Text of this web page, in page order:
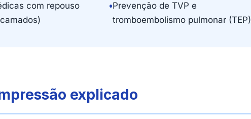
com repouso
•Prevenção de TVP e
tromboembolismo pulmonar (TEP)
explicado